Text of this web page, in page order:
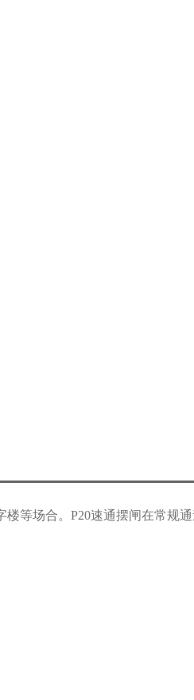
等场合。P20速通摆闸在常规